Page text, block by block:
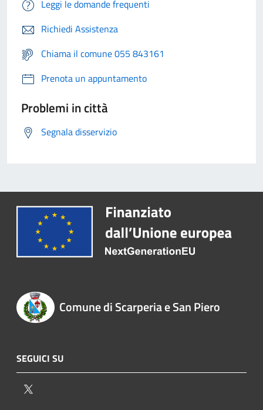
Leggi le domande frequenti
Richiedi Assistenza
Chiama il comune 055 843161
Prenota un appuntamento
Problemi in città
Segnala disservizio
Comune di Scarperia e San Piero
SEGUICI SU